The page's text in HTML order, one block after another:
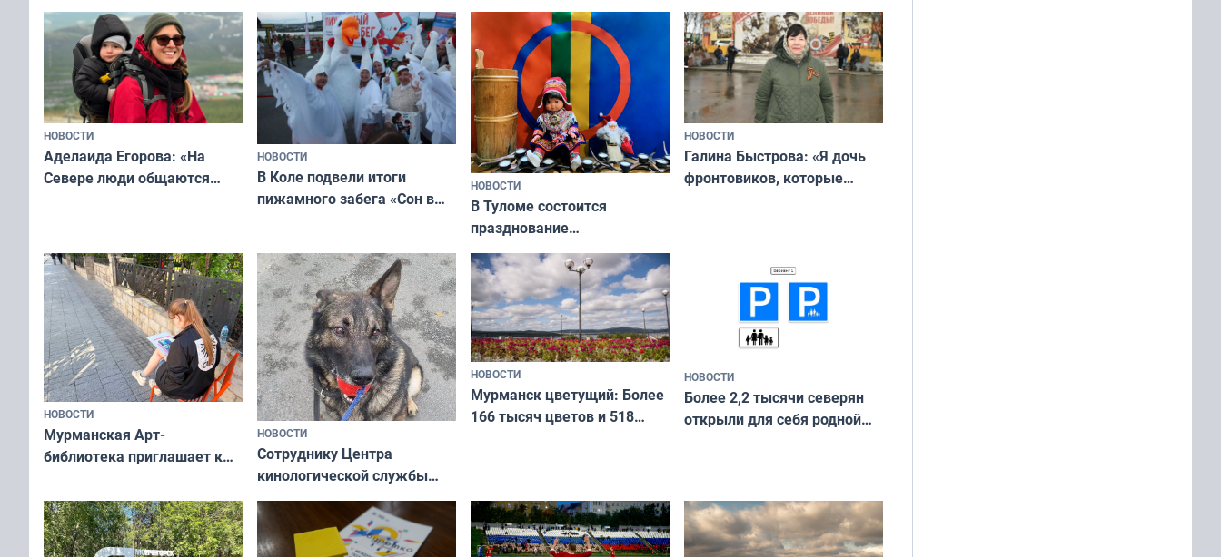
всероссийского конкурса
«Мисс и Миссис Великая
Русь»
мурманчан в эти выходные
физкультурника
отдыхать 11 дней
НОВОСТИ
Аделаида Егорова: «На
Севере люди общаются
НОВОСТИ
В Коле подвели итоги
пижамного забега «Сон в
НОВОСТИ
В Туломе состоится
празднование
Международного дня
коренных народов мира
НОВОСТИ
Галина Быстрова: «Я дочь
фронтовиков, которые
НОВОСТИ
Мурманская Арт-
библиотека приглашает к
и фотографов
НОВОСТИ
Сотруднику Центра
кинологической службы
ищут новый дом
НОВОСТИ
Мурманск цветущий: Более
166 тысяч цветов и 518
НОВОСТИ
Более 2,2 тысячи северян
открыли для себя родной